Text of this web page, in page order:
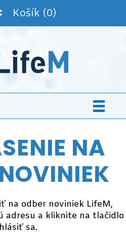
Košík (0)
NA
na odber noviniek LifeM,
adresu a kliknite na tlačidlo
sa.